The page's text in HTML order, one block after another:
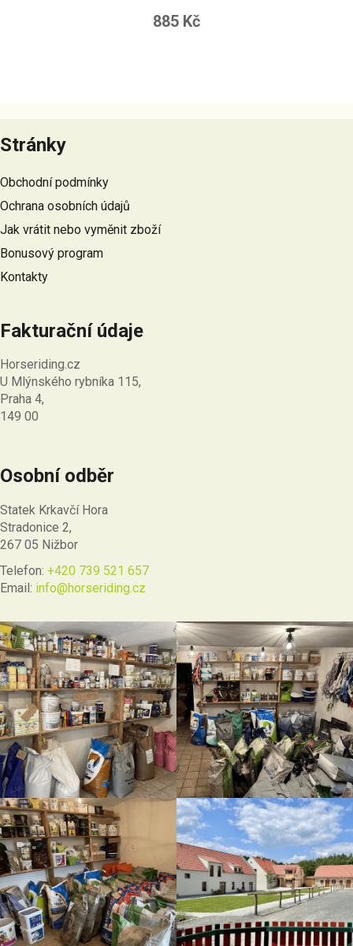
885 Kč
á
p
a
t
í
Stránky
Obchodní podmínky
Ochrana osobních údajů
Jak vrátit nebo vyměnit zboží
Bonusový program
Kontakty
Fakturační údaje
Horseriding.cz
U Mlýnského rybníka 115,
Praha 4,
149 00
Osobní odběr
Statek Krkavčí Hora
Stradonice 2,
267 05 Nižbor
Telefon: +420 739 521 657
Email: info@horseriding.cz